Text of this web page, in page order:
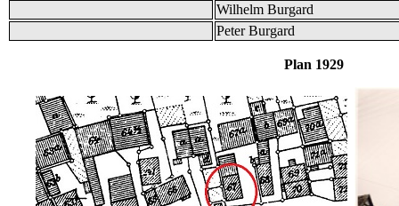
Wilhelm Burgard
Peter Burgard
Plan